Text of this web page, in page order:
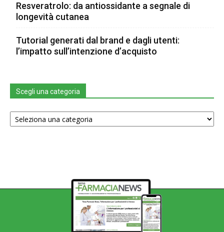
Resveratrolo: da antiossidante a segnale di
longevità cutanea
Tutorial generati dal brand e dagli utenti:
l’impatto sull’intenzione d’acquisto
Scegli una categoria
Scegli
una